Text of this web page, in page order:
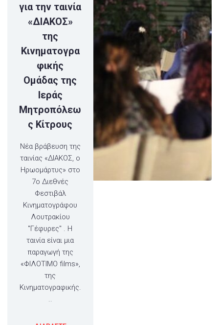
για την ταινία
«ΔΙΑΚΟΣ»
της
Κινηματογρα
φικής
Ομάδας της
Ιεράς
Μητροπόλεω
ς Κίτρους
Νέα βράβευση της
ταινίας «ΔΙΑΚΟΣ, ο
Ηρωομάρτυς» στο
7ο Διεθνές
Φεστιβάλ
Κινηματογράφου
Λουτρακίου
"Γέφυρες" . Η
ταινία είναι μια
παραγωγή της
«ΦΙΛΟΤΙΜΟ films»,
της
Κινηματογραφικής.
..